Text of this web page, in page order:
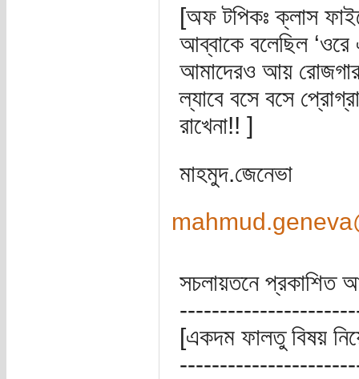
[অফ টপিকঃ ক্লাস
আব্বাকে বলেছিল ‘ওরে
আমাদেরও আয় রোজগার
ল্যাবে বসে বসে
রাখেনা!! ]
মাহমুদ.জেনেভা
সচলায়তনে প্রকাশিত
[একদম ফালতু বিষয়